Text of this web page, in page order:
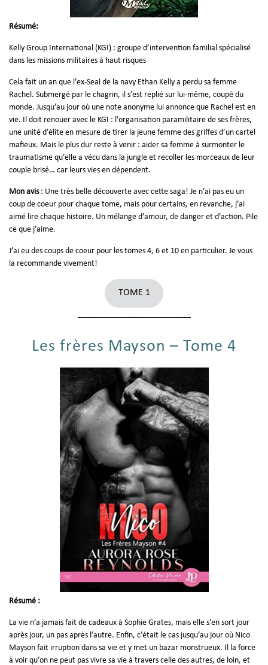
Résumé:
Kelly Group International (KGI) : groupe d’intervention familial spécialisé
dans les missions militaires à haut risques
Cela fait un an que l’ex-Seal de la navy Ethan Kelly a perdu sa femme
Rachel. Submergé par le chagrin, il s’est replié sur lui-même, coupé du
monde. Jusqu’au jour où une note anonyme lui annonce que Rachel est en
vie. Il doit renouer avec le KGI : l’organisation paramilitaire de ses frères,
une unité d’élite en mesure de tirer la jeune femme des griffes d’un cartel
mafieux. Mais le plus dur reste à venir : aider sa femme à surmonter le
traumatisme qu’elle a vécu dans la jungle et recoller les morceaux de leur
couple brisé… car leurs vies en dépendent.
Mon avis: Une très belle découverte avec cette saga! Je n’ai pas eu un
coup de coeur pour chaque tome, mais pour certains, en revanche, j’ai
aimé lire chaque histoire. Un mélange d’amour, de danger et d’action. Pile
ce que j’aime.
J’ai eu des coups de coeur pour les tomes 4, 6 et 10 en particulier. Je vous
la recommande vivement!
TOME 1
Les frères Mayson – Tome 4
Résumé :
La vie n’a jamais fait de cadeaux à Sophie Grates, mais elle s’en sort jour
après jour, un pas après l’autre. Enfin, c’était le cas jusqu’au jour où Nico
Mayson fait irruption dans sa vie et y met un bazar monstrueux. Il la force
à voir qu’on ne peut pas vivre sa vie à travers celle des autres, de loin, et